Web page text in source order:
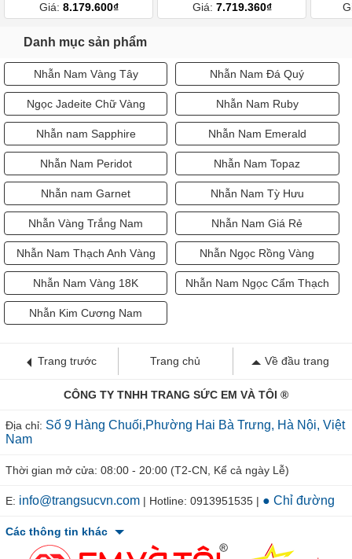
Giá: 8.179.600₫ Giá: 7.719.360₫
Danh mục sản phẩm
Nhẫn Nam Vàng Tây Nhẫn Nam Đá Quý
Ngọc Jadeite Chữ Vàng Nhẫn Nam Ruby
Nhẫn nam Sapphire Nhẫn Nam Emerald
Nhẫn Nam Peridot Nhẫn Nam Topaz
Nhẫn nam Garnet Nhẫn Nam Tỳ Hưu
Nhẫn Vàng Trắng Nam Nhẫn Nam Giá Rẻ
Nhẫn Nam Thạch Anh Vàng Nhẫn Ngọc Rồng Vàng
Nhẫn Nam Vàng 18K Nhẫn Nam Ngọc Cẩm Thạch
Nhẫn Kim Cương Nam
Trang trước Trang chủ Về đầu trang
CÔNG TY TNHH TRANG SỨC EM VÀ TÔI ®
Địa chỉ: Số 9 Hàng Chuối,Phường Hai Bà Trưng, Hà Nội, Việt
Nam
Thời gian mở cửa: 08:00 - 20:00 (T2-CN, Kể cả ngày Lễ)
E: info@trangsucvn.com | Hotline: 0913951535 | ● Chỉ đường
Các thông tin khác